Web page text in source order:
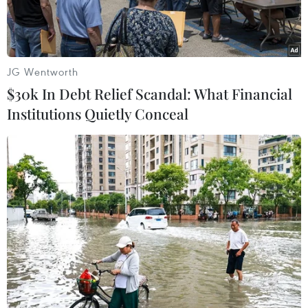
Màn ăn mừng lỗi của Peter Biaksangzuala
Tiền vệ Peter Biaksangzuala (23 tuổi) của câu
lạc bộ Bethlehem Vengthlang đã qua đời sau khi
bị chấn thương đầu trong một trận đấu với
Chanmari West FC ở giải Mizoram Premier
League của Ấn Độ.
JG Wentworth
$30k In Debt Relief Scandal: What Financial
Institutions Quietly Conceal